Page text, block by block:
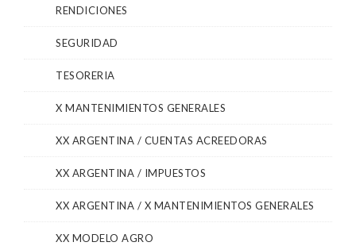
RENDICIONES
SEGURIDAD
TESORERIA
X MANTENIMIENTOS GENERALES
XX ARGENTINA / CUENTAS ACREEDORAS
XX ARGENTINA / IMPUESTOS
XX ARGENTINA / X MANTENIMIENTOS GENERALES
XX MODELO AGRO